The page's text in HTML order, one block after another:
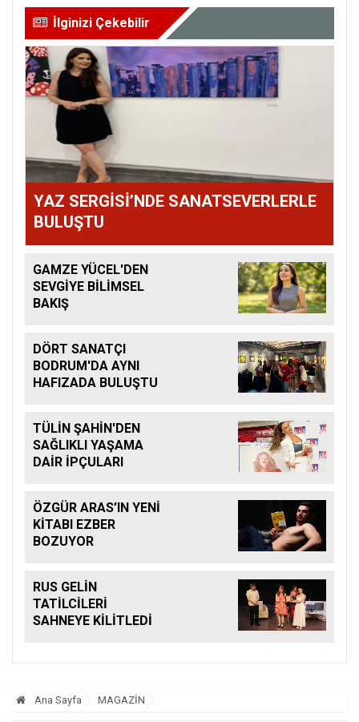
İlginizi Çekebilir
YAZ SERGİSİ’NDE SANATSEVERLERLE
BULUŞTU
GAMZE YÜCEL'DEN
SEVGİYE BİLİMSEL
BAKIŞ
DÖRT SANATÇI
BODRUM'DA AYNI
HAFIZADA BULUŞTU
TÜLİN ŞAHİN'DEN
SAĞLIKLI YAŞAMA
DAİR İPÇULARI
ÖZGÜR ARAS’IN YENİ
KİTABI EZBER
BOZUYOR
RUS GELİN
TATİLCİLERİ
SAHNEYE KİLİTLEDİ
Ana Sayfa MAGAZİN